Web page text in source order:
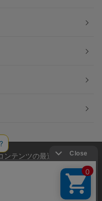
テンツの最適な提供、ト
を使用しています。
の利用に同意したことも
をご確認ください。